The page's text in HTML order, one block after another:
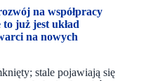
na współpracy
to już jest układ
na nowych
stale pojawiają się